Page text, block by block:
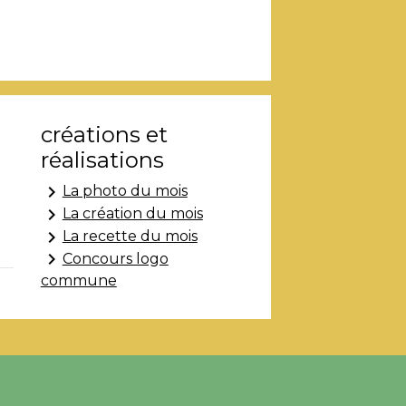
créations et
réalisations
keyboard_arrow_rightLa photo du mois
keyboard_arrow_rightLa création du mois
keyboard_arrow_rightLa recette du mois
keyboard_arrow_rightConcours logo
commune